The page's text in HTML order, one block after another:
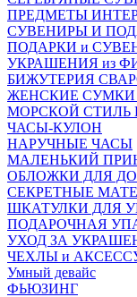
ПРЕДМЕТЫ
СУВЕНИРЫ И
ПОДАРКИ и
УКРАШЕНИЯ из
БИЖУТЕРИЯ
ЖЕНСКИЕ
МОРСКОЙ СТИЛЬ
ЧАСЫ-КУЛОН
НАРУЧНЫЕ ЧАСЫ
МАЛЕНЬКИЙ
ОБЛОЖКИ ДЛЯ
СЕКРЕТНЫЕ
ШКАТУЛКИ ДЛЯ
ПОДАРОЧНАЯ
УХОД ЗА
ЧEХЛЫ и
Умный девайс
ФЬЮЗИНГ